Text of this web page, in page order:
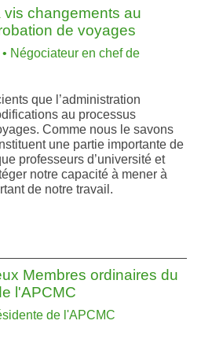
changements au
de voyages
Négociateur en chef de
que l’administration
au processus
Comme nous le savons
une partie importante de
professeurs d’université et
notre capacité à mener à
de notre travail.
Membres ordinaires du
l'APCMC
de l'APCMC